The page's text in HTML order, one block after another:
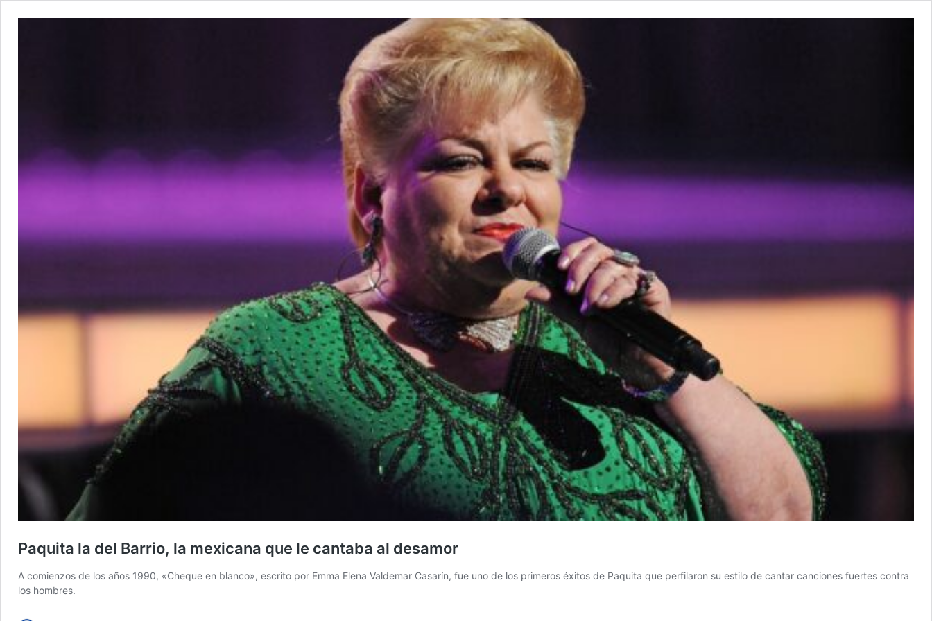
Paquita la del Barrio, la mexicana que le cantaba al desamor
A comienzos de los años 1990, «Cheque en blanco», escrito por Emma Elena Valdemar Casarín, fue uno de los primeros éxitos de Paquita que perfilaron su estilo de cantar canciones fuertes contra
los hombres.